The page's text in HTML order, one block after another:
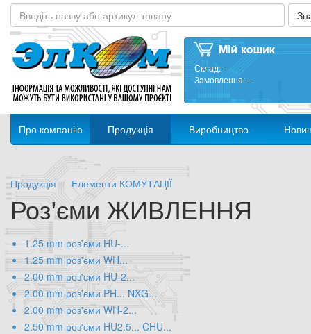
Склад:–
Замовлення:–
Про компанію Продукція Виробництво
Продукція Елементи КОМУТАЦІЇ
Роз'єми ЖИВЛЕННЯ
1.25 mm роз'єми HU-...
1.25 mm роз'єми WH...
2.00 mm роз'єми HU-2...
2.00 mm роз'єми PH... NXG...
2.00 mm роз'єми WH-2...
2.50 mm роз'єми HU2.5... CHU...